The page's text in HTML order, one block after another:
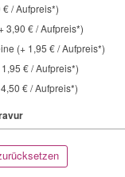
/ Aufpreis*)
3,90 € / Aufpreis*)
(+ 1,95 € / Aufpreis*)
€ / Aufpreis*)
€ / Aufpreis*)